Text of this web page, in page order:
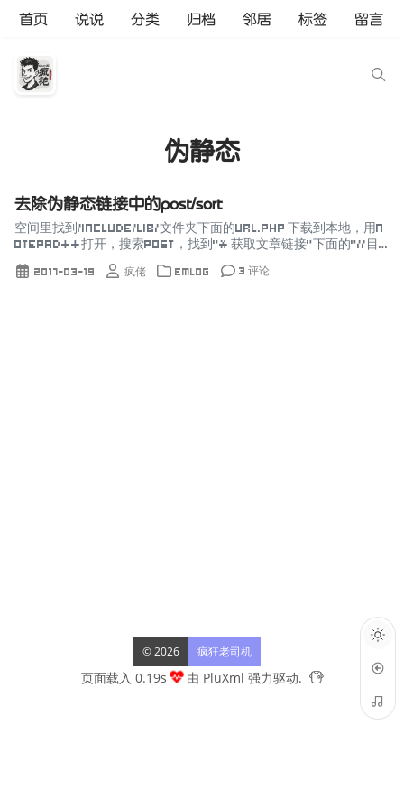
首页 说说 分类 归档 邻居 标签 留言
伪静态
去除伪静态链接中的post/sort
空间里找到/include/lib/文件夹下面的url.php 下载到本地，用n
otepad++打开，搜索post，找到“* 获取文章链接”下面的“//目
录”下 “case '1'://静态 ...
2017-03-19 疯佬 Emlog 3 评论
© 2026 疯狂老司机
页面载入 0.19s 由 PluXml 强力驱动.